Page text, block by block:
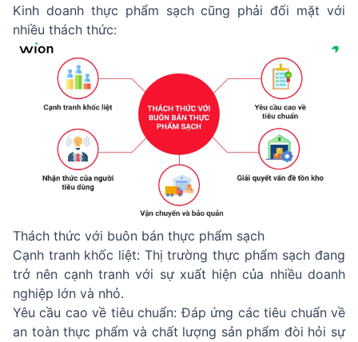
Kinh doanh thực phẩm sạch cũng phải đối mặt với
nhiều thách thức:
Thách thức với buôn bán thực phẩm sạch
Cạnh tranh khốc liệt: Thị trường thực phẩm sạch đang
trở nên cạnh tranh với sự xuất hiện của nhiều doanh
nghiệp lớn và nhỏ.
Yêu cầu cao về tiêu chuẩn: Đáp ứng các tiêu chuẩn về
an toàn thực phẩm và chất lượng sản phẩm đòi hỏi sự